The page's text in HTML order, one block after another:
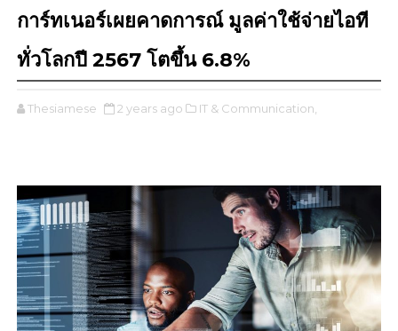
การ์ทเนอร์เผยคาดการณ์ มูลค่าใช้จ่ายไอที
ทั่วโลกปี 2567 โตขึ้น 6.8%
Thesiamese 2 years ago IT & Communication,